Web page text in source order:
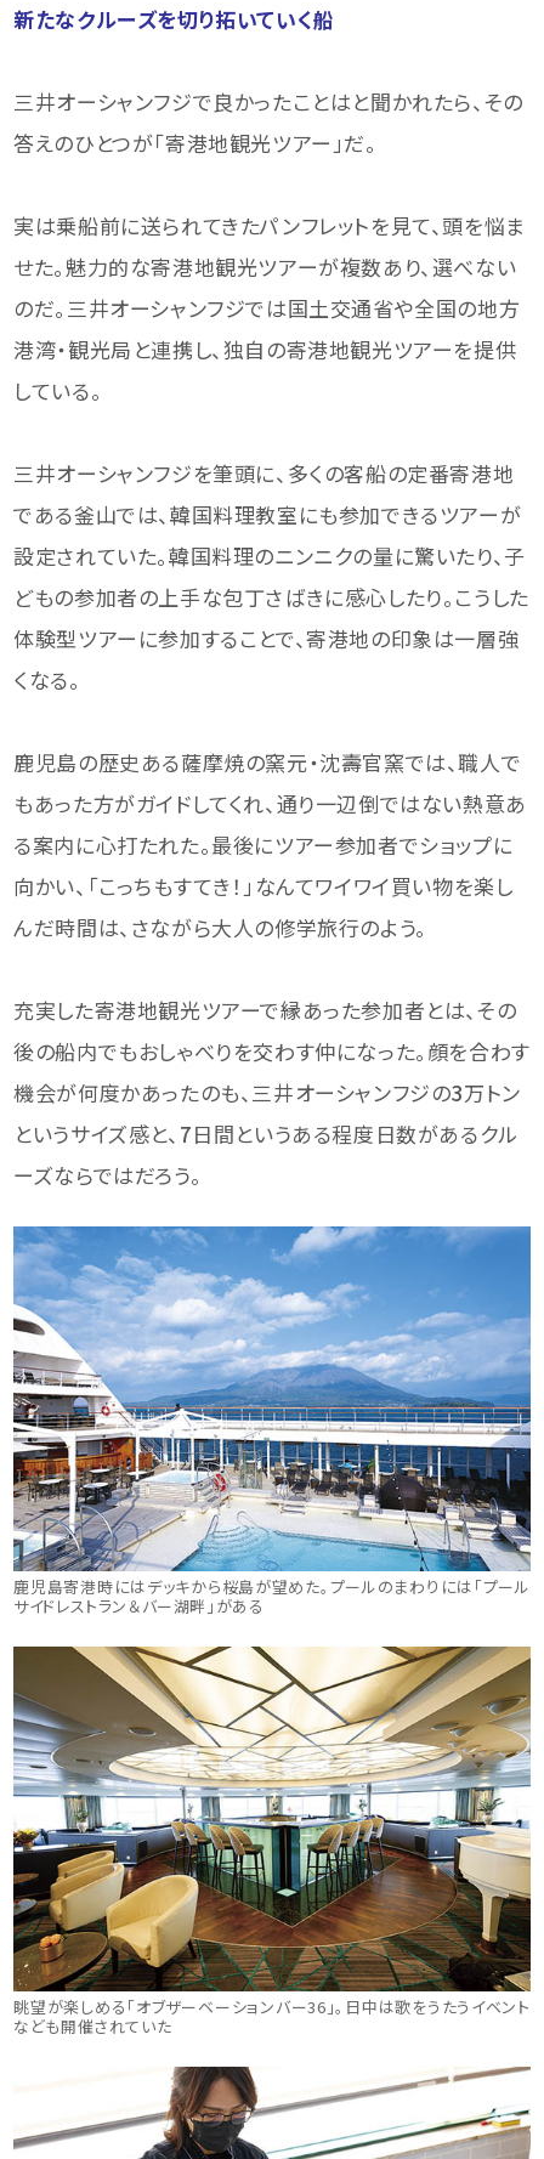
新たなクルーズを切り拓いていく船
三井オーシャンフジで良かったことはと聞かれたら、その
答えのひとつが「寄港地観光ツアー」だ。
実は乗船前に送られてきたパンフレットを見て、頭を悩ま
せた。魅力的な寄港地観光ツアーが複数あり、選べない
のだ。三井オーシャンフジでは国土交通省や全国の地方
港湾・観光局と連携し、独自の寄港地観光ツアーを提供
している。
三井オーシャンフジを筆頭に、多くの客船の定番寄港地
である釜山では、韓国料理教室にも参加できるツアーが
設定されていた。韓国料理のニンニクの量に驚いたり、子
どもの参加者の上手な包丁さばきに感心したり。こうした
体験型ツアーに参加することで、寄港地の印象は一層強
くなる。
鹿児島の歴史ある薩摩焼の窯元・沈壽官窯では、職人で
もあった方がガイドしてくれ、通り一辺倒ではない熱意あ
る案内に心打たれた。最後にツアー参加者でショップに
向かい、「こっちもすてき！」なんてワイワイ買い物を楽し
んだ時間は、さながら大人の修学旅行のよう。
充実した寄港地観光ツアーで縁あった参加者とは、その
後の船内でもおしゃべりを交わす仲になった。顔を合わす
機会が何度かあったのも、三井オーシャンフジの3万トン
というサイズ感と、 7日間というある程度日数があるクル
ーズならではだろう。
鹿児島寄港時にはデッキから桜島が望めた。プールのまわりには「プール
サイドレストラン＆バー湖畔」がある
眺望が楽しめる「オブザーベーションバー36」。日中は歌をうたうイベント
なども開催されていた